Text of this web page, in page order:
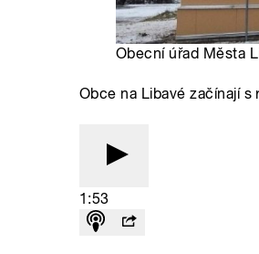
Obecní úřad Města
Obce na Libavé začínají s
1:53